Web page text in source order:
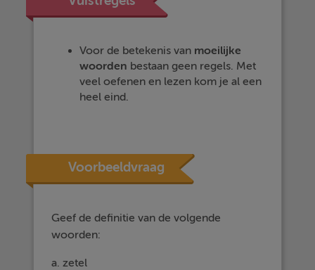
Voor de betekenis van moeilijke
woorden bestaan geen regels. Met
veel oefenen en lezen kom je al een
heel eind.
Voorbeeldvraag
Geef de definitie van de volgende
woorden:
a. zetel